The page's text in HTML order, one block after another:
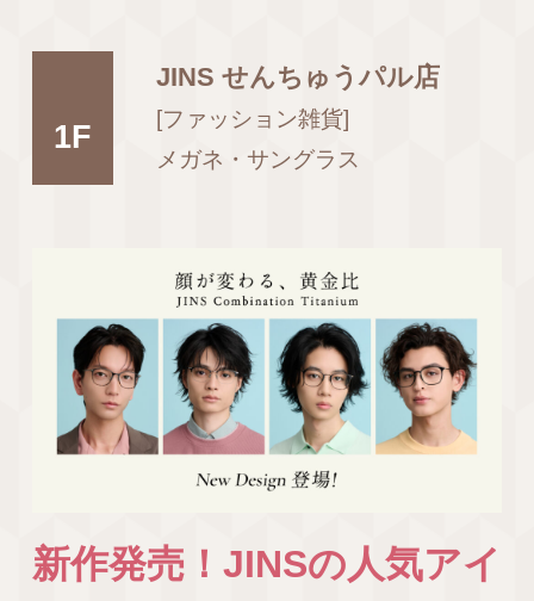
1F
JINS せんちゅうパル店
[ファッション雑貨]
メガネ・サングラス
新作発売！JINSの人気アイ